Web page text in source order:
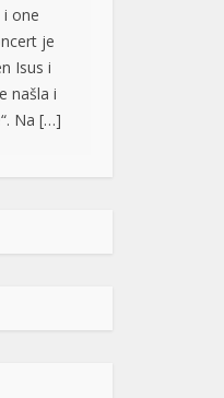
i one
je
Isus i
našla i
Na […]